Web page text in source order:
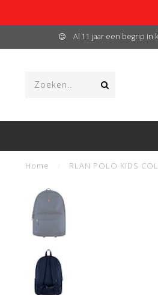
Al 11 jaar een begrip in
Home RLAN POLO KIDS